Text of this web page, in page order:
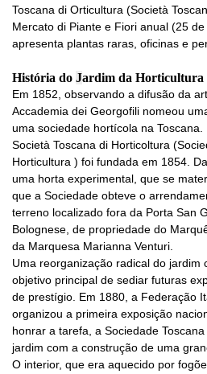
Toscana di Orticultura (Società
Mercato di Piante e Fiori anual (25
apresenta plantas raras, oficinas e
História do Jardim da Horticultura
Em 1852, observando a difusão da
Accademia dei Georgofili nomeou
uma sociedade hortícola na
Società Toscana di Horticoltura
Horticultura ) foi fundada em 1854.
uma horta experimental, que se
que a Sociedade obteve o
terreno localizado fora da Porta San
Bolognese, de propriedade do
da Marquesa Marianna Venturi.
Uma reorganização radical do jardim
objetivo principal de sediar futuras
de prestígio. Em 1880, a Federação
organizou a primeira exposição
honrar a tarefa, a Sociedade
jardim com a construção de uma
O interior, que era aquecido por